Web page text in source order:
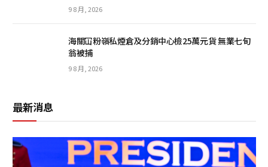
9 8 月, 2026
海關冚粉嶺私煙倉及分銷中心檢25萬元貨 無業七旬
翁被捕
9 8 月, 2026
最新消息